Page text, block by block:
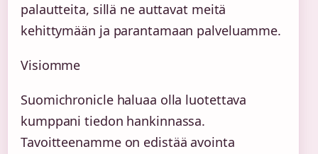
palautteita, sillä ne auttavat meitä
kehittymään ja parantamaan palveluamme.
Visiomme
Suomichronicle haluaa olla luotettava
kumppani tiedon hankinnassa.
Tavoitteenamme on edistää avointa